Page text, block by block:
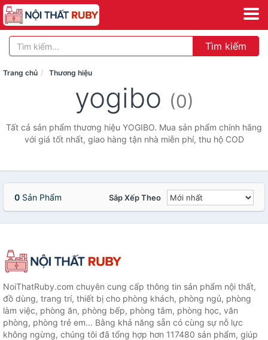
Tìm kiếm
Trang chủ Thương hiệu
yogibo (0)
Tất cả sản phẩm thương hiệu YOGIBO. Mua sản phẩm chính hãng
với giá tốt nhất, giao hàng tận nhà miễn phí, thu hộ COD
0 Sản Phẩm Sắp Xếp Theo
NoiThatRuby.com chuyên cung cấp thông tin sản phẩm nội thất,
đồ dùng, trang trí, thiết bị cho phòng khách, phòng ngủ, phòng
làm việc, phòng ăn, phòng bếp, phòng tắm, phòng học, văn
phòng, phòng trẻ em... Bằng khả năng sẵn có cùng sự nỗ lực
không ngừng, chúng tôi đã tổng hợp hơn 117480 sản phẩm, giúp